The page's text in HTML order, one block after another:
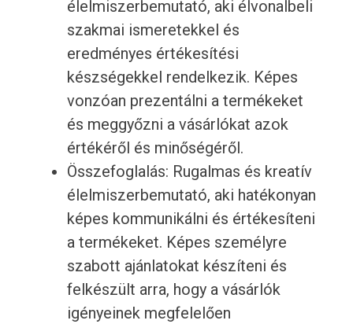
élelmiszerbemutató, aki élvonalbeli
szakmai ismeretekkel és
eredményes értékesítési
készségekkel rendelkezik. Képes
vonzóan prezentálni a termékeket
és meggyőzni a vásárlókat azok
értékéről és minőségéről.
Összefoglalás: Rugalmas és kreatív
élelmiszerbemutató, aki hatékonyan
képes kommunikálni és értékesíteni
a termékeket. Képes személyre
szabott ajánlatokat készíteni és
felkészült arra, hogy a vásárlók
igényeinek megfelelően